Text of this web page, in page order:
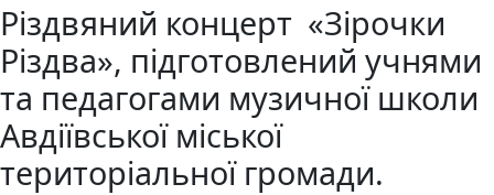
Різдвяний концерт «Зірочки
Різдва», підготовлений учнями
та педагогами музичної школи
Авдіївської міської
територіальної громади.